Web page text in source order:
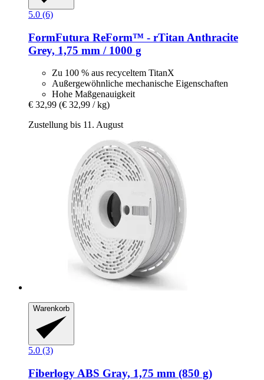
5.0 (6)
FormFutura ReForm™ -​ rTitan Anthracite
Grey, 1,75 mm / 1000 g
Zu 100 % aus recyceltem TitanX
Außergewöhnliche mechanische Eigenschaften
Hohe Maßgenauigkeit
€ 32,99 (€ 32,99 / kg)
Zustellung bis 11. August
Warenkorb
5.0 (3)
Fiberlogy ABS Gray, 1,75 mm (850 g)